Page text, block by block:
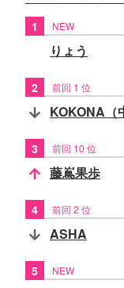
1 NEW
りょう
2 前回 1 位
KOKONA（
3 前回 10 位
藤嶌果歩
4 前回 2 位
ASHA
5 NEW